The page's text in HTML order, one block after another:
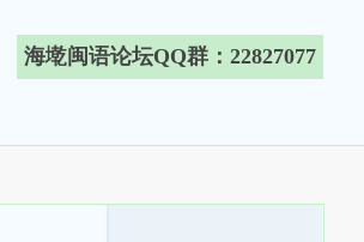
海墘闽语论坛QQ群：22827077